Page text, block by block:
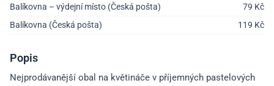
Balíkovna – výdejní místo (Česká pošta)
79 Kč
Balíkovna (Česká pošta)
119 Kč
Popis
Nejprodávanější obal na květináče v příjemných pastelových